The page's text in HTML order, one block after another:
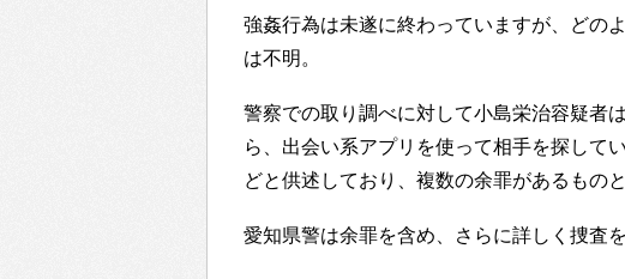
強姦行為は未遂に終わっていますが、どの
は不明。
警察での取り調べに対して小島栄治容疑者
ら、出会い系アプリを使って相手を探して
どと供述しており、複数の余罪があるもの
愛知県警は余罪を含め、さらに詳しく捜査